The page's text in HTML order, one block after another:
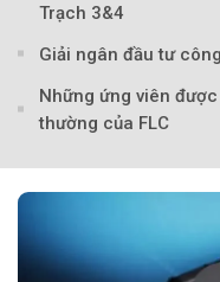
Trạch 3&4
Giải ngân đầu tư
Những ứng viên
thường của FLC